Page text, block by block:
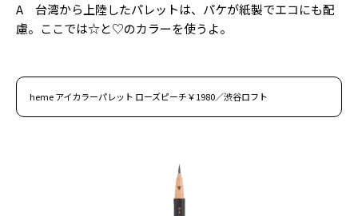
ST member
新規会員登録・ログイン
A 台湾から上陸したパレットは、パケが紙製でエコにも配
慮。ここでは☆と♡のカラーを使うよ。
heme アイカラーパレット ローズピーチ￥1980／渋谷ロフト